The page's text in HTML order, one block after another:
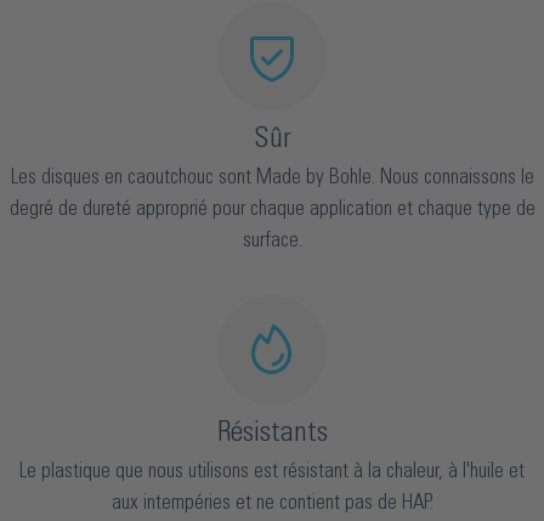
Sûr
Les disques en caoutchouc sont Made by Bohle. Nous connaissons le
degré de dureté approprié pour chaque application et chaque type de
surface.
Résistants
Le plastique que nous utilisons est résistant à la chaleur, à l'huile et
aux intempéries et ne contient pas de HAP.